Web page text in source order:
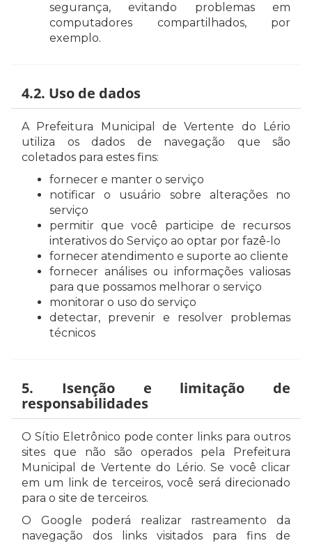
segurança, evitando problemas em
computadores compartilhados, por
exemplo.
4.2. Uso de dados
A Prefeitura Municipal de Vertente do Lério
utiliza os dados de navegação que são
coletados para estes fins:
fornecer e manter o serviço
notificar o usuário sobre alterações no
serviço
permitir que você participe de recursos
interativos do Serviço ao optar por fazê-lo
fornecer atendimento e suporte ao cliente
fornecer análises ou informações valiosas
para que possamos melhorar o serviço
monitorar o uso do serviço
detectar, prevenir e resolver problemas
técnicos
5. Isenção e limitação de
responsabilidades
O Sítio Eletrônico pode conter links para outros
sites que não são operados pela Prefeitura
Municipal de Vertente do Lério. Se você clicar
em um link de terceiros, você será direcionado
para o site de terceiros.
O Google poderá realizar rastreamento da
navegação dos links visitados para fins de